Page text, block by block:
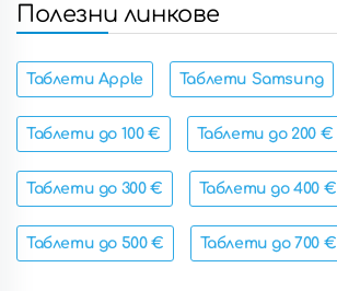
Полезни линкове
Таблети Apple Таблети Samsung
Таблети до 100 € Таблети до 200 €
Таблети до 300 € Таблети до 400 €
Таблети до 500 € Таблети до 700 €